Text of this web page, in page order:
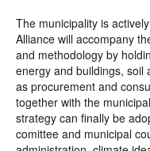
The municipality is
Alliance will accompany
and methodology by
energy and buildings, soil
as procurement and
together with the
strategy can finally be
comittee and municipal